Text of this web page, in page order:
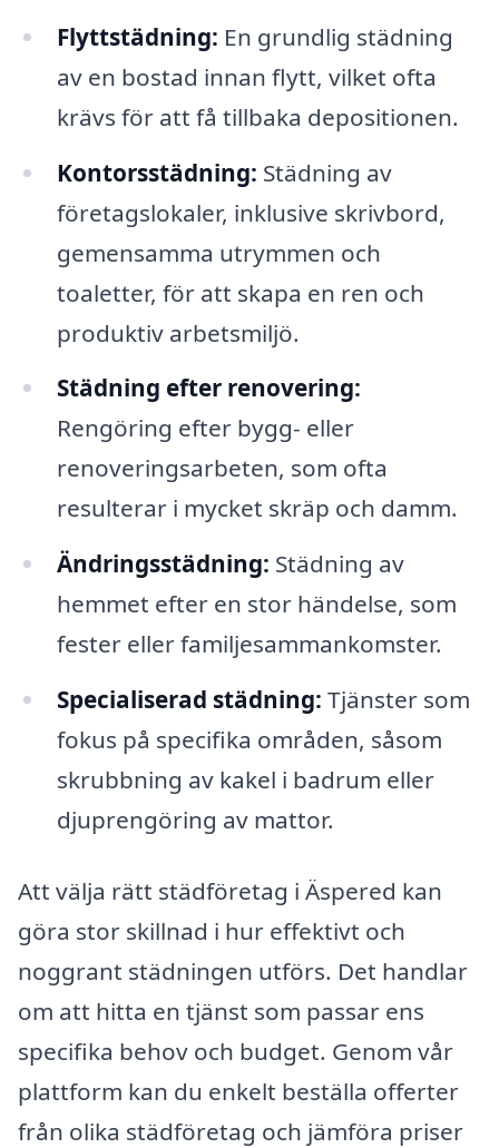
Flyttstädning: En grundlig städning
av en bostad innan flytt, vilket ofta
krävs för att få tillbaka depositionen.
Kontorsstädning: Städning av
företagslokaler, inklusive skrivbord,
gemensamma utrymmen och
toaletter, för att skapa en ren och
produktiv arbetsmiljö.
Städning efter renovering:
Rengöring efter bygg- eller
renoveringsarbeten, som ofta
resulterar i mycket skräp och damm.
Ändringsstädning: Städning av
hemmet efter en stor händelse, som
fester eller familjesammankomster.
Specialiserad städning: Tjänster som
fokus på specifika områden, såsom
skrubbning av kakel i badrum eller
djuprengöring av mattor.
Att välja rätt städföretag i Äspered kan
göra stor skillnad i hur effektivt och
noggrant städningen utförs. Det handlar
om att hitta en tjänst som passar ens
specifika behov och budget. Genom vår
plattform kan du enkelt beställa offerter
från olika städföretag och jämföra priser